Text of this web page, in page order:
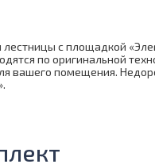
с площадкой
по оригинальной
вашего помещения.